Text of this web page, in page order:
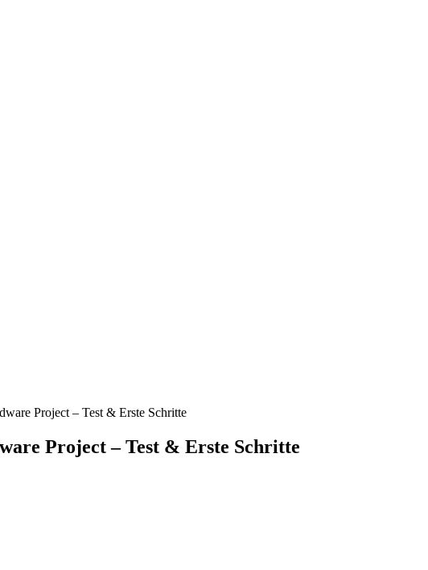
Project – Test & Erste Schritte
Project – Test & Erste Schritte